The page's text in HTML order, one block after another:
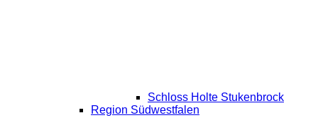
Schloss Holte Stukenbrock
Region Südwestfalen